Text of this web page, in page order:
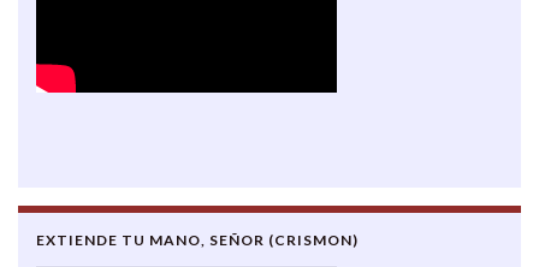
EXTIENDE TU MANO, SEÑOR (CRISMON)